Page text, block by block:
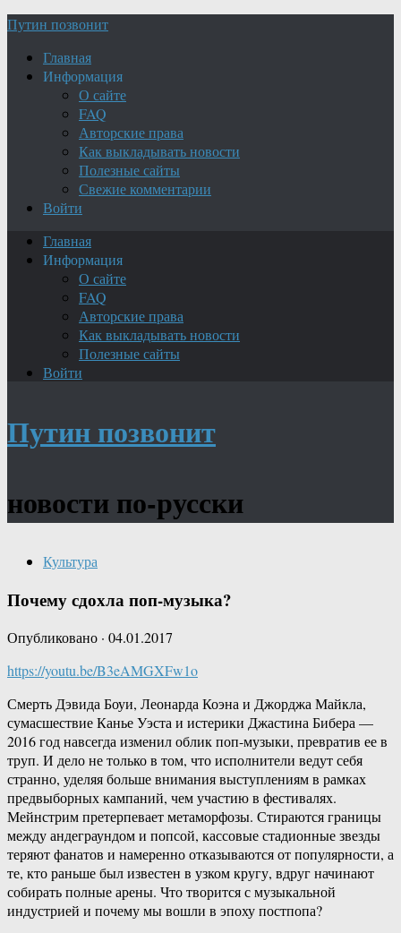
Путин позвонит
Главная
Информация
О сайте
FAQ
Авторские права
Как выкладывать новости
Полезные сайты
Свежие комментарии
Войти
Главная
Информация
О сайте
FAQ
Авторские права
Как выкладывать новости
Полезные сайты
Войти
Путин позвонит
новости по-русски
Культура
Почему сдохла поп-музыка?
Опубликовано · 04.01.2017
https://youtu.be/B3eAMGXFw1o
Смерть Дэвида Боуи, Леонарда Коэна и Джорджа Майкла,
сумасшествие Канье Уэста и истерики Джастина Бибера —
2016 год навсегда изменил облик поп-музыки, превратив ее в
труп. И дело не только в том, что исполнители ведут себя
странно, уделяя больше внимания выступлениям в рамках
предвыборных кампаний, чем участию в фестивалях.
Мейнстрим претерпевает метаморфозы. Стираются границы
между андеграундом и попсой, кассовые стадионные звезды
теряют фанатов и намеренно отказываются от популярности, а
те, кто раньше был известен в узком кругу, вдруг начинают
собирать полные арены. Что творится с музыкальной
индустрией и почему мы вошли в эпоху постпопа?